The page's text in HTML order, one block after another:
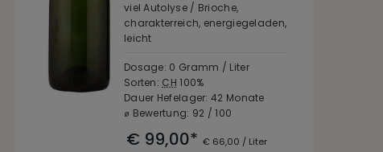
viel Autolyse / Brioche,
charakterreich, energiegeladen,
leicht
Dosage: 0 Gramm / Liter
Sorten: CH 100%
Dauer Hefelager: 42 Monate
⌀ Bewertung: 92 / 100
€ 99,00* € 66,00 / Liter